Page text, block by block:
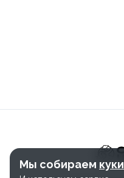
Мы собираем куки